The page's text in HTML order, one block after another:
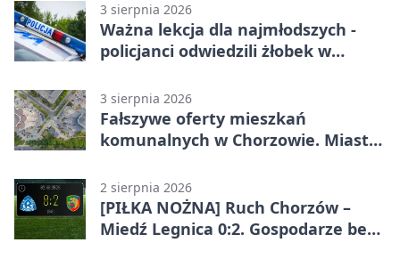
3 sierpnia 2026
Ważna lekcja dla najmłodszych -
policjanci odwiedzili żłobek w
3 sierpnia 2026
Fałszywe oferty mieszkań
komunalnych w Chorzowie. Miasto
2 sierpnia 2026
[PIŁKA NOŻNA] Ruch Chorzów –
Miedź Legnica 0:2. Gospodarze bez